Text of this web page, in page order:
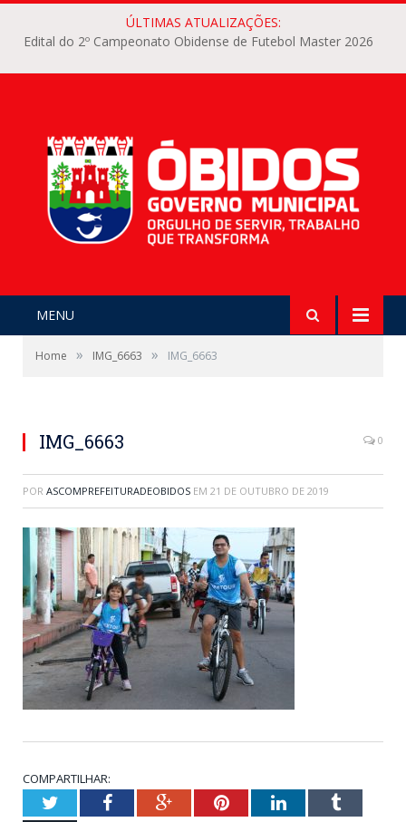
ÚLTIMAS ATUALIZAÇÕES:
Edital do 2º Campeonato Obidense de Futebol Master 2026
MENU
Home » IMG_6663 » IMG_6663
IMG_6663 0
POR ASCOMPREFEITURADEOBIDOS EM 21 DE OUTUBRO DE 2019
COMPARTILHAR:
TwitterFacebookGoogle+PinterestLinkedInTumblr